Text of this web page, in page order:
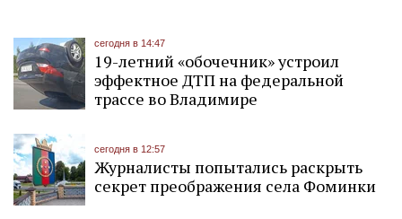
сегодня в 14:47
19-летний «обочечник» устроил
эффектное ДТП на федеральной
трассе во Владимире
сегодня в 12:57
Журналисты попытались раскрыть
секрет преображения села Фоминки